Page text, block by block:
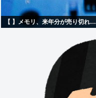
【 】メモリ、来年分が売り切れ…